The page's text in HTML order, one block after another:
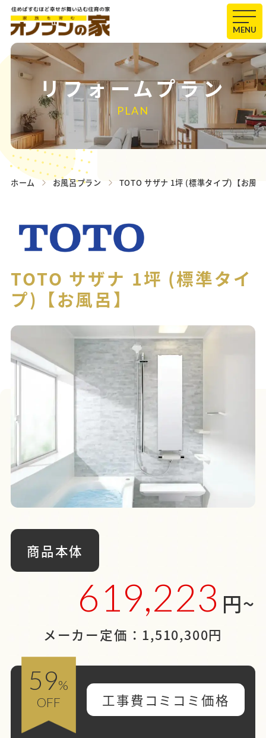
MENU
リフォームプラン
PLAN
ホーム お風呂プラン TOTO サザナ 1坪 (標準タイプ)【お風
TOTO サザナ 1坪 (標準タイ
プ)【お風呂】
商品本体
619,223 円~
メーカー定価：1,510,300円
59%
OFF
工事費コミコミ価格